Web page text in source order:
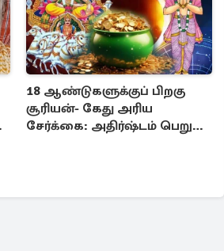
18 ஆண்டுகளுக்குப் பிறகு
சூரியன்- கேது அரிய
சேர்க்கை: அதிர்ஷ்டம் பெறும்